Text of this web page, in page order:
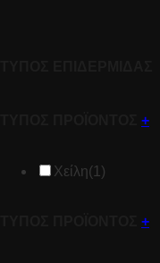
+
Χείλη(1)
+